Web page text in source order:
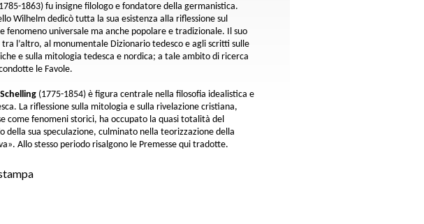
1863) fu insigne filologo e fondatore della germanistica.
Wilhelm dedicò tutta la sua esistenza alla riflessione sul
fenomeno universale ma anche popolare e tradizionale. Il suo
l’altro, al monumentale Dizionario tedesco e agli scritti sulle
e sulla mitologia tedesca e nordica; a tale ambito di ricerca
le Favole.
(1775-1854) è figura centrale nella filosofia idealistica e
La riflessione sulla mitologia e sulla rivelazione cristiana,
come fenomeni storici, ha occupato la quasi totalità del
della sua speculazione, culminato nella teorizzazione della
Allo stesso periodo risalgono le Premesse qui tradotte.